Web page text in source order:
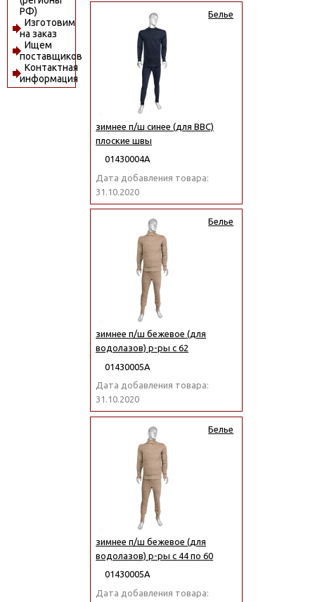
РФ)
Изготовим
на заказ
Ищем
поставщиков
Контактная
информация
Белье
зимнее п/ш синее (для ВВС)
плоские швы
01430004А
Дата добавления товара:
31.10.2020
Белье
зимнее п/ш бежевое (для
водолазов) р-ры с 62
01430005А
Дата добавления товара:
31.10.2020
Белье
зимнее п/ш бежевое (для
водолазов) р-ры с 44 по 60
01430005А
Дата добавления товара: